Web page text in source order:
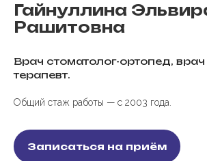
Гайнуллина
Рашитовна
Врач стоматолог-ортопед, врач
терапевт.
Общий стаж работы — с 2003 года.
Записаться на приём